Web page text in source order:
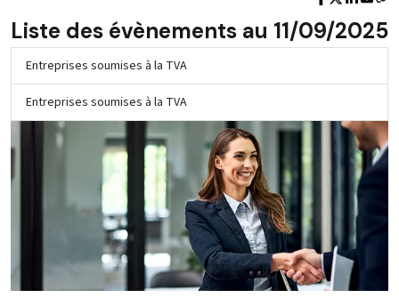
Liste des évènements au 11/09/2025
Entreprises soumises à la TVA
Entreprises soumises à la TVA